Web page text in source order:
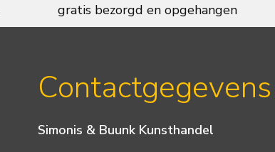
gratis bezorgd en opgehangen
Contactgegevens
Simonis & Buunk Kunsthandel